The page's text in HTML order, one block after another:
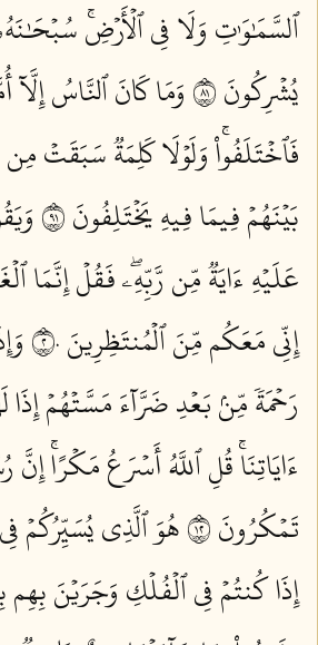
ٱلسَّمَٰوَٰتِ وَلَا فِي ٱلۡأَرۡضِۚ
يُشۡرِكُونَ ١٨
وَمَا كَانَ ٱلنَّاسُ
فَٱخۡتَلَفُواْۚ وَلَوۡلَا كَلِمَةٞ سَبَقَتۡ
بَيۡنَهُمۡ فِيمَا فِيهِ يَخۡتَلِفُونَ ١٩
عَلَيۡهِ ءَايَةٞ مِّن رَّبِّهِۦۖ فَقُلۡ إِنَّمَا
إِنِّي مَعَكُم مِّنَ ٱلۡمُنتَظِرِينَ ٢٠
رَحۡمَةٗ مِّنۢ بَعۡدِ ضَرَّآءَ مَسَّتۡهُمۡ إِذَا
ءَايَاتِنَاۚ قُلِ ٱللَّهُ أَسۡرَعُ مَكۡرًاۚ إِنَّ
تَمۡكُرُونَ ٢١
هُوَ ٱلَّذِي يُسَيِّرُكُمۡ
إِذَا كُنتُمۡ فِي ٱلۡفُلۡكِ وَجَرَيۡنَ